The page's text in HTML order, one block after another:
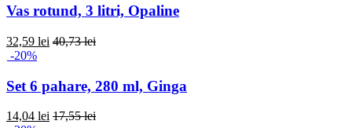
Vas rotund, 3 litri, Opaline
32,59 lei 40,73 lei
-20%
Set 6 pahare, 280 ml, Ginga
14,04 lei 17,55 lei